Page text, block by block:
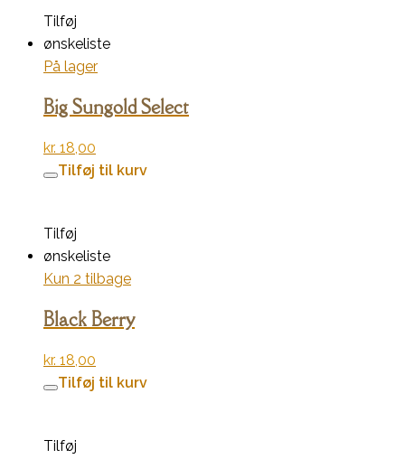
Tilføj
ønskeliste
På lager
Big Sungold Select
kr. 18,00
Tilføj til kurv
Tilføj
ønskeliste
Kun 2 tilbage
Black Berry
kr. 18,00
Tilføj til kurv
Tilføj